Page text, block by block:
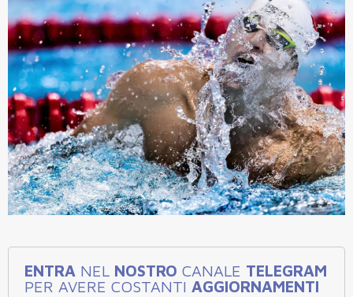
ENTRA NEL NOSTRO CANALE TELEGRAM
PER AVERE COSTANTI AGGIORNAMENTI